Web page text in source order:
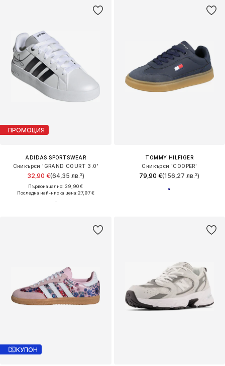
ПРОМОЦИЯ
ADIDAS SPORTSWEAR
Сникърси 'GRAND COURT 3.0'
32,90 €(64,35 лв.³)
Първоначално: 39,90 €
Последна най-ниска цена:27,97 €
TOMMY HILFIGER
Сникърси 'COOPER'
79,90 €(156,27 лв.³)
КУПОН